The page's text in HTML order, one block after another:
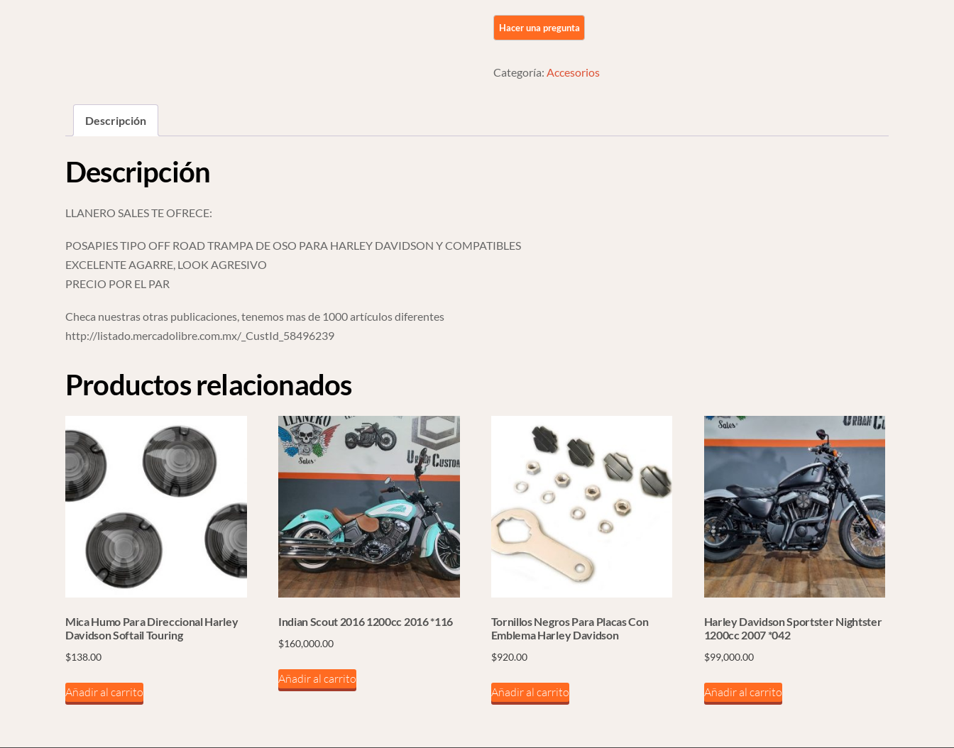
Off
Para
Categoría:Accesorios
Descripción
Descripción
LLANERO SALES TE OFRECE:
POSAPIES TIPO OFF ROAD TRAMPA DE OSO PARA HARLEY DAVIDSON Y COMPATIBLES
EXCELENTE AGARRE, LOOK AGRESIVO
PRECIO POR EL PAR
Checa nuestras otras publicaciones, tenemos mas de 1000 artículos diferentes
http://listado.mercadolibre.com.mx/_CustId_58496239
Productos relacionados
Mica Humo Para Direccional Harley
Davidson Softail Touring
$138.00
Añadir al carrito
Indian Scout 2016 1200cc 2016 *116
$160,000.00
Añadir al carrito
Tornillos Negros Para Placas Con
Emblema Harley Davidson
$920.00
Añadir al carrito
Harley Davidson Sportster Nightster
1200cc 2007 *042
$99,000.00
Añadir al carrito